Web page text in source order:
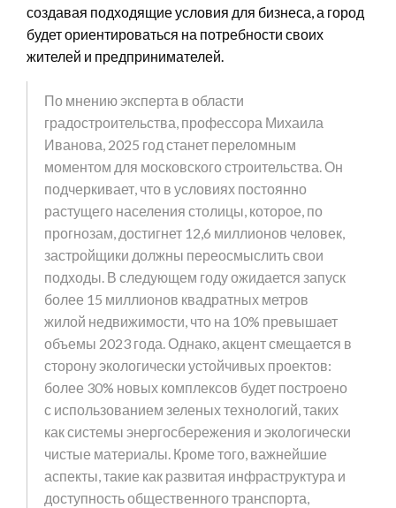
создавая подходящие условия для бизнеса, а город
будет ориентироваться на потребности своих
жителей и предпринимателей.
По мнению эксперта в области
градостроительства, профессора Михаила
Иванова, 2025 год станет переломным
моментом для московского строительства. Он
подчеркивает, что в условиях постоянно
растущего населения столицы, которое, по
прогнозам, достигнет 12,6 миллионов человек,
застройщики должны переосмыслить свои
подходы. В следующем году ожидается запуск
более 15 миллионов квадратных метров
жилой недвижимости, что на 10% превышает
объемы 2023 года. Однако, акцент смещается в
сторону экологически устойчивых проектов:
более 30% новых комплексов будет построено
с использованием зеленых технологий, таких
как системы энергосбережения и экологически
чистые материалы. Кроме того, важнейшие
аспекты, такие как развитая инфраструктура и
доступность общественного транспорта,